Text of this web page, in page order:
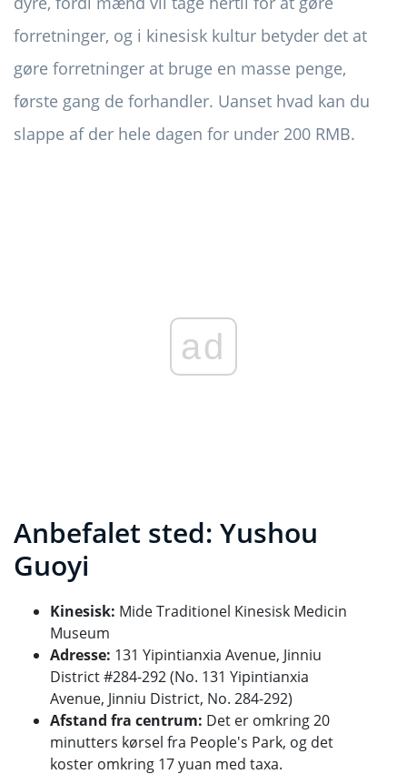
forretninger, og i kinesisk kultur betyder det at
gøre forretninger at bruge en masse penge,
første gang de forhandler. Uanset hvad kan du
slappe af der hele dagen for under 200 RMB.
ad
Anbefalet sted: Yushou
Guoyi
Kinesisk: Mide Traditionel Kinesisk Medicin
Museum
Adresse: 131 Yipintianxia Avenue, Jinniu
District #284-292 (No. 131 Yipintianxia
Avenue, Jinniu District, No. 284-292)
Afstand fra centrum: Det er omkring 20
minutters kørsel fra People's Park, og det
koster omkring 17 yuan med taxa.